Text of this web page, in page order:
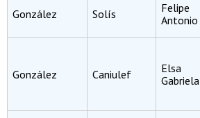
González Solís
Felipe
Antonio
González Caniulef
Elsa
Gabriela